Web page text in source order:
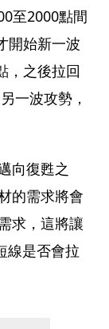
至2000點間
開始新一波
，之後拉回
一波攻勢，
向復甦之
的需求將會
求，這將讓
線是否會拉